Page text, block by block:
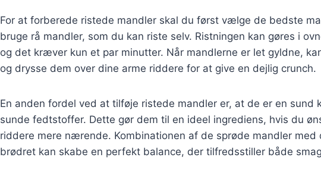
For at forberede ristede mandler skal du først vælge de bedste
bruge rå mandler, som du kan riste selv. Ristningen kan gøres i
og det kræver kun et par minutter. Når mandlerne er let gyldne,
og drysse dem over dine arme riddere for at give en dejlig crunch.
En anden fordel ved at tilføje ristede mandler er, at de er en sund
sunde fedtstoffer. Dette gør dem til en ideel ingrediens, hvis du
riddere mere nærende. Kombinationen af de sprøde mandler med
brødret kan skabe en perfekt balance, der tilfredsstiller både